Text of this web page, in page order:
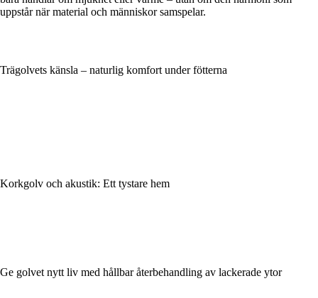
uppstår när material och människor samspelar.
Trägolvets känsla – naturlig komfort under fötterna
Korkgolv och akustik: Ett tystare hem
Ge golvet nytt liv med hållbar återbehandling av lackerade ytor